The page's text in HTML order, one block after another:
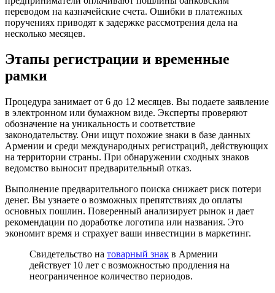
переводом на казначейские счета. Ошибки в платежных
поручениях приводят к задержке рассмотрения дела на
несколько месяцев.
Этапы регистрации и временные
рамки
Процедура занимает от 6 до 12 месяцев. Вы подаете заявление
в электронном или бумажном виде. Эксперты проверяют
обозначение на уникальность и соответствие
законодательству. Они ищут похожие знаки в базе данных
Армении и среди международных регистраций, действующих
на территории страны. При обнаружении сходных знаков
ведомство выносит предварительный отказ.
Выполнение предварительного поиска снижает риск потери
денег. Вы узнаете о возможных препятствиях до оплаты
основных пошлин. Поверенный анализирует рынок и дает
рекомендации по доработке логотипа или названия. Это
экономит время и страхует ваши инвестиции в маркетинг.
Свидетельство на товарный знак в Армении
действует 10 лет с возможностью продления на
неограниченное количество периодов.